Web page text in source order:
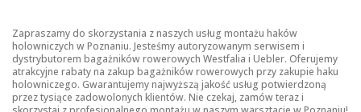
Zapraszamy do skorzystania z naszych usług montażu haków
holowniczych w Poznaniu. Jesteśmy autoryzowanym serwisem i
dystrybutorem bagażników rowerowych Westfalia i Uebler. Oferujemy
atrakcyjne rabaty na zakup bagażników rowerowych przy zakupie haku
holowniczego. Gwarantujemy najwyższą jakość usług potwierdzoną
przez tysiące zadowolonych klientów. Nie czekaj, zamów teraz i